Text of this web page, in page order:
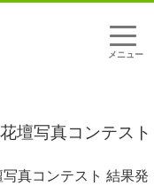
t
o
g
v
a
壇写真コンテスト